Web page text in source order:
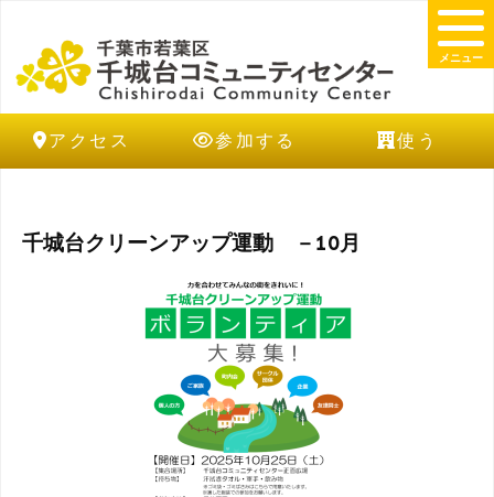
アクセス 参加する 使う
メニュー
千城台クリーンアップ運動 －10月